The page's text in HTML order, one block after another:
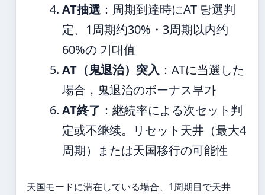
AT抽選 ：周期到達時にAT 당選判
定、1周期约30%・3周期以内约
60%の 기대值
AT（鬼退治）突入 ：ATに当選した
場合，鬼退治のボーナス부가
AT終了 ：継続率による次セット判
定或不继续。リセット天井（最大4
周期）または天国移行の可能性
天国モードに滞在している場合、1周期目で天井